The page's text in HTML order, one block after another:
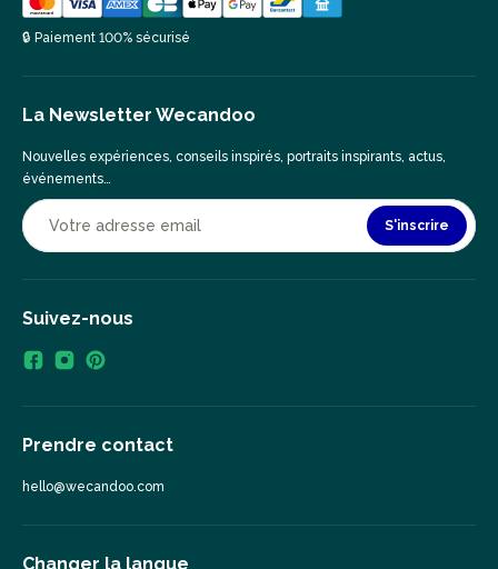
🔒 Paiement 100% sécurisé
La Newsletter Wecandoo
Nouvelles expériences, conseils inspirés, portraits inspirants, actus,
événements…
S'inscrire
Suivez-nous
Prendre contact
hello@wecandoo.com
Changer la langue